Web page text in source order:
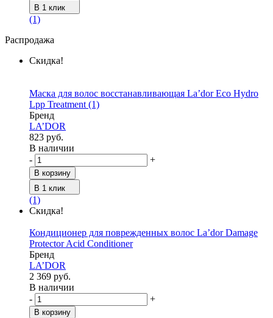
В 1 клик
(1)
Распродажа
Скидка!
Маска для волос восстанавливающая La’dor Eco Hydro
Lpp Treatment (1)
Бренд
LA’DOR
823 руб.
В наличии
-
+
В корзину
В 1 клик
(1)
Скидка!
Кондиционер для поврежденных волос La’dor Damage
Protector Acid Conditioner
Бренд
LA’DOR
2 369 руб.
В наличии
-
+
В корзину